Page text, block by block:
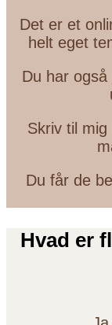
Det er et
helt eget
Du har
Skriv til
Du får de
Hvad er